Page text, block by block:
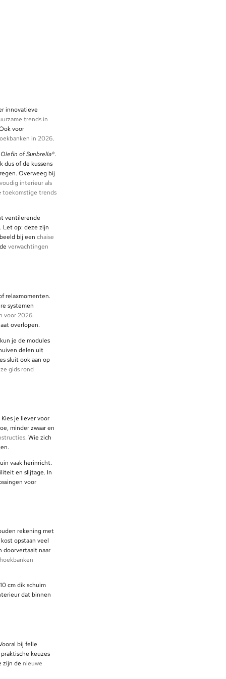
innovatieve
trends in
voor
in 2026.
Olefin ofSunbrella®.
dus of de kussens
Overweeg bij
interieur als
toekomstige trends
ventilerende
Let op: deze zijn
bij een chaise
verwachtingen
relaxmomenten.
systemen
voor 2026.
overlopen.
je de modules
delen uit
sluit ook aan op
gids rond
je liever voor
minder zwaar en
. Wie zich
vaak herinricht.
en slijtage. In
voor
rekening met
opstaan veel
doorvertaalt naar
cm dik schuim
dat binnen
bij felle
keuzes
zijn de nieuwe